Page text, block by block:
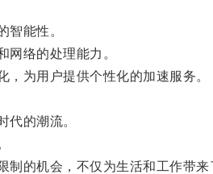
能性。
络的处理能力。
为用户提供个性化的加速服务。
的潮流。
机会，不仅为生活和工作带来